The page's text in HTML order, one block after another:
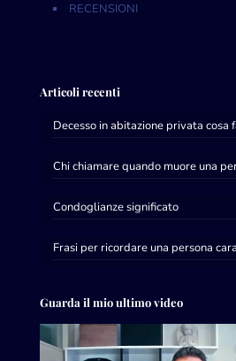
RECENSIONI
Articoli recenti
Decesso in abitazione privata cosa
Chi chiamare quando muore una
Condoglianze significato
Frasi per ricordare una persona cara
Guarda il mio ultimo video